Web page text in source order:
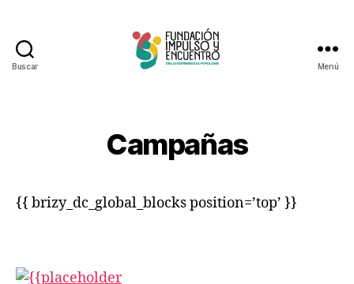
Buscar
Encuentro
Menú
Campañas
{{ brizy_dc_global_blocks position=’top’ }}